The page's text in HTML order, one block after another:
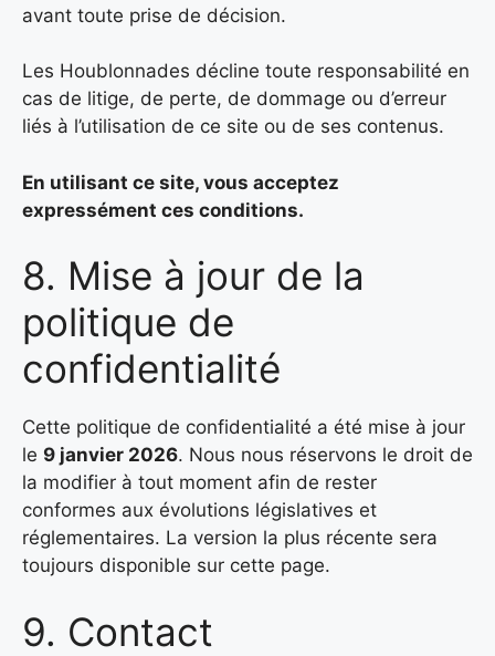
avant toute prise de décision.
Les Houblonnades décline toute responsabilité en
cas de litige, de perte, de dommage ou d’erreur
liés à l’utilisation de ce site ou de ses contenus.
En utilisant ce site, vous acceptez
expressément ces conditions.
8. Mise à jour de la
politique de
confidentialité
Cette politique de confidentialité a été mise à jour
le 9 janvier 2026. Nous nous réservons le droit de
la modifier à tout moment afin de rester
conformes aux évolutions législatives et
réglementaires. La version la plus récente sera
toujours disponible sur cette page.
9. Contact